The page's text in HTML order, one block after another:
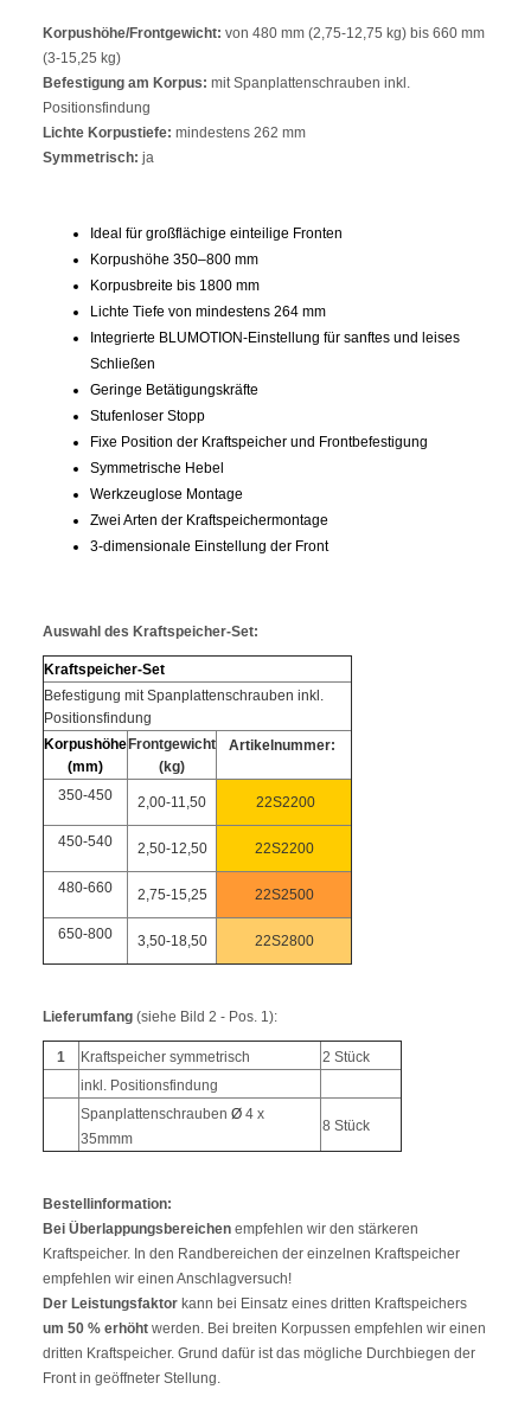
Korpushöhe/Frontgewicht: von 480 mm (2,75-12,75 kg) bis 660 mm
(3-15,25 kg)
Befestigung am Korpus: mit Spanplattenschrauben inkl.
Positionsfindung
Lichte Korpustiefe: mindestens 262 mm
Symmetrisch: ja
Ideal für großflächige einteilige Fronten
Korpushöhe 350–800 mm
Korpusbreite bis 1800 mm
Lichte Tiefe von mindestens 264 mm
Integrierte BLUMOTION-Einstellung für sanftes und leises
Schließen
Geringe Betätigungskräfte
Stufenloser Stopp
Fixe Position der Kraftspeicher und Frontbefestigung
Symmetrische Hebel
Werkzeuglose Montage
Zwei Arten der Kraftspeichermontage
3-dimensionale Einstellung der Front
Auswahl des Kraftspeicher-Set:
Kraftspeicher-Set
Befestigung mit Spanplattenschrauben inkl.
Positionsfindung
Korpushöhe
(mm)
Frontgewicht
(kg)
Artikelnummer:
350-450 2,00-11,50 22S2200
450-540 2,50-12,50 22S2200
480-660 2,75-15,25 22S2500
650-800 3,50-18,50 22S2800
Lieferumfang (siehe Bild 2 - Pos. 1):
1 Kraftspeicher symmetrisch
2 Stück
inkl. Positionsfindung
Spanplattenschrauben Ø 4 x
35mmm
8 Stück
Bestellinformation:
Bei Überlappungsbereichen empfehlen wir den stärkeren
Kraftspeicher. In den Randbereichen der einzelnen Kraftspeicher
empfehlen wir einen Anschlagversuch!
Der Leistungsfaktor kann bei Einsatz eines dritten Kraftspeichers
um 50 % erhöht werden. Bei breiten Korpussen empfehlen wir einen
dritten Kraftspeicher. Grund dafür ist das mögliche Durchbiegen der
Front in geöffneter Stellung.